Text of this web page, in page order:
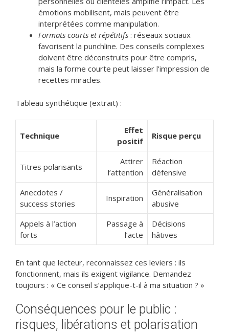
émotions mobilisent, mais peuvent être
interprétées comme manipulation.
Formats courts et répétitifs : réseaux sociaux
favorisent la punchline. Des conseils complexes
doivent être déconstruits pour être compris,
mais la forme courte peut laisser l’impression de
recettes miracles.
Tableau synthétique (extrait) :
Technique
Effet
positif
Risque perçu
Titres polarisants
Attirer
l’attention
Réaction
défensive
Anecdotes /
success stories
Inspiration
Généralisation
abusive
Appels à l’action
forts
Passage à
l’acte
Décisions
hâtives
En tant que lecteur, reconnaissez ces leviers : ils
fonctionnent, mais ils exigent vigilance. Demandez
toujours : « Ce conseil s’applique-t-il à ma situation ? »
Conséquences pour le public :
risques, libérations et polarisation